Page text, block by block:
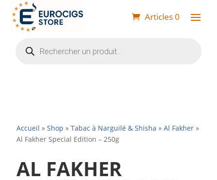
Articles 0
produits
Accueil » Shop » Tabac à Narguilé & Shisha » Al Fakher»
Al Fakher Special Edition – 250g
AL FAKHER